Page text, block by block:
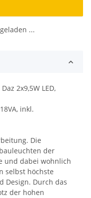
...
2x9,5W LED,
inkl.
Die
der
und dabei wohnlich
selbst höchste
Design. Durch das
der hohen